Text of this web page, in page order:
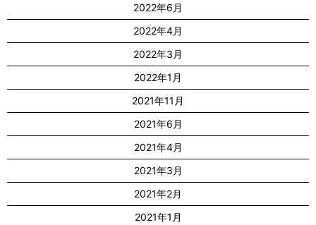
2022年6月
2022年4月
2022年3月
2022年1月
2021年11月
2021年6月
2021年4月
2021年3月
2021年2月
2021年1月